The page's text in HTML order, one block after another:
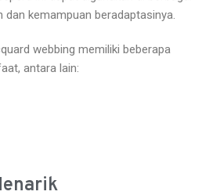
dan kemampuan beradaptasinya.
webbing memiliki beberapa
antara lain: